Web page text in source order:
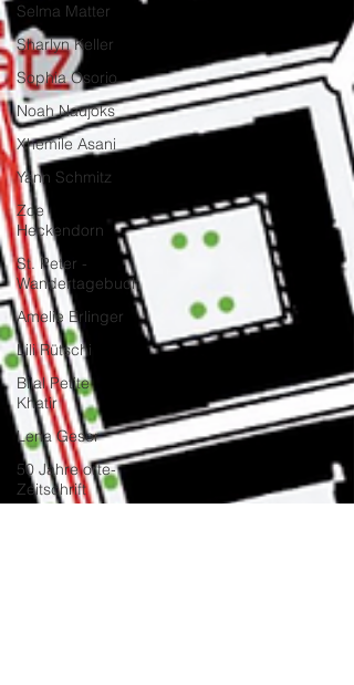
Selma Matter
Sharlyn Keller
Sophia Osorio
Noah Naujoks
Xhemile Asani
Yann Schmitz
Zoe
Heckendorn
St. Peter -
Wandertagebuch
Amelie Erlinger
Lili Rütschi
Bilal Petite
Khatir
Lena Geser
50 Jahre orte-
Zeitschrift